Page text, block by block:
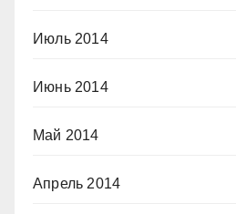
Июль 2014
Июнь 2014
Май 2014
Апрель 2014